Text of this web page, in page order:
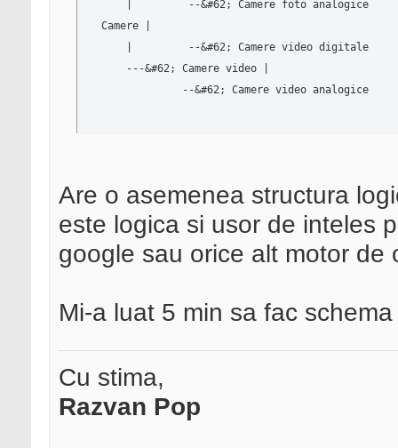
       |         --&#62; Camere foto analogice
   Camere |
       |         --&#62; Camere video digitale
       ---&#62; Camere video |
                --&#62; Camere video analogice
Are o asemenea structura
este logica si usor de inteles
google sau orice alt motor de
Mi-a luat 5 min sa fac
Cu stima,
Razvan Pop